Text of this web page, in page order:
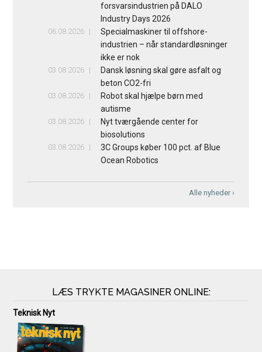
forsvarsindustrien på DALO
Industry Days 2026
06.08.2026
Specialmaskiner til offshore-
industrien – når standardløsninger
ikke er nok
03.08.2026
Dansk løsning skal gøre asfalt og
beton CO2-fri
03.08.2026
Robot skal hjælpe børn med
autisme
03.08.2026
Nyt tværgående center for
biosolutions
03.08.2026
3C Groups køber 100 pct. af Blue
Ocean Robotics
Alle nyheder ›
LÆS TRYKTE MAGASINER ONLINE:
Teknisk Nyt